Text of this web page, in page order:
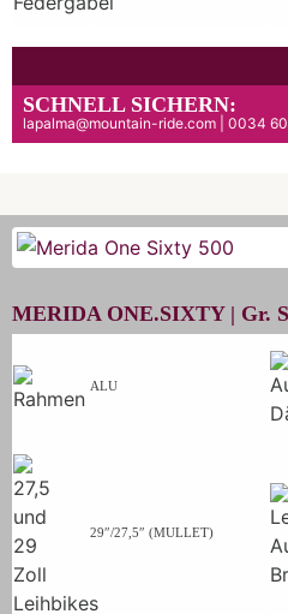
SCHNELL SICHERN:
lapalma@mountain-ride.com | 0034
MERIDA ONE.SIXTY | Gr. S
ALU
29″/27,5″ (MULLET)